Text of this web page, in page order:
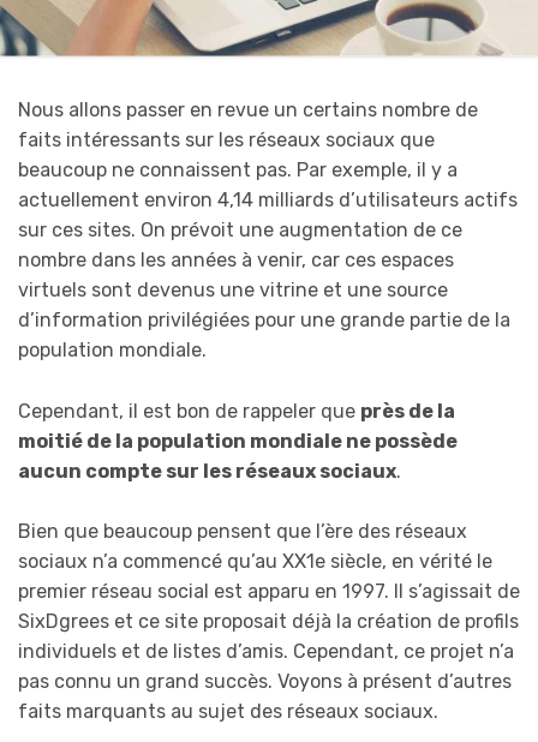
Nous allons passer en revue un certains nombre de
faits intéressants sur les réseaux sociaux que
beaucoup ne connaissent pas. Par exemple, il y a
actuellement environ 4,14 milliards d’utilisateurs actifs
sur ces sites. On prévoit une augmentation de ce
nombre dans les années à venir, car ces espaces
virtuels sont devenus une vitrine et une source
d’information privilégiées pour une grande partie de la
population mondiale.
Cependant, il est bon de rappeler que près de la
moitié de la population mondiale ne possède
aucun compte sur les réseaux sociaux.
Bien que beaucoup pensent que l’ère des réseaux
sociaux n’a commencé qu’au XX1e siècle, en vérité le
premier réseau social est apparu en 1997. Il s’agissait de
SixDgrees et ce site proposait déjà la création de profils
individuels et de listes d’amis. Cependant, ce projet n’a
pas connu un grand succès. Voyons à présent d’autres
faits marquants au sujet des réseaux sociaux.